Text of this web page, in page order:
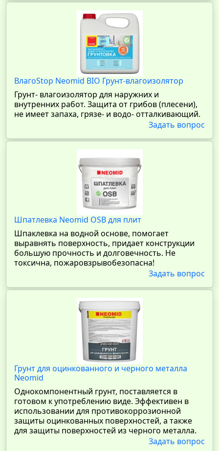
ВлагоStop Neomid BIO Грунт-влагоизолятор
Грунт- влагоизолятор для наружних и
внутренних работ. Защита от грибов (плесени),
не имеет запаха, грязе- и водо- отталкивающий.
Задать вопрос
Шпатлевка Neomid OSB для плит
Шпаклевка на водной основе, помогает
выравнять поверхность, придает конструкции
большую прочность и долговечность. Не
токсична, пожаровзрывобезопасна!
Задать вопрос
Грунт для оцинкованного и черного металла
Neomid
Однокомпонентный грунт, поставляется в
готовом к употреблению виде. Эффективен в
использовании для противокоррозионной
защиты оцинкованных поверхностей, а также
для защиты поверхностей из черного металла.
Задать вопрос